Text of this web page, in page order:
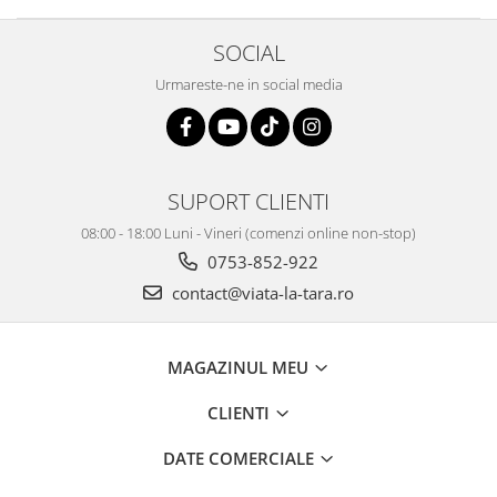
SOCIAL
Urmareste-ne in social media
SUPORT CLIENTI
08:00 - 18:00 Luni - Vineri (comenzi online non-stop)
0753-852-922
contact@viata-la-tara.ro
MAGAZINUL MEU
CLIENTI
DATE COMERCIALE